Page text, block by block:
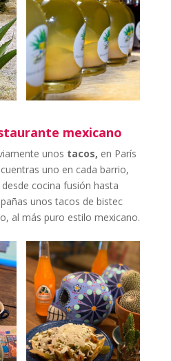
mexicano
unos tacos, en París
uno en cada barrio,
cocina fusión hasta
unos tacos de bistec
al más puro estilo mexicano.